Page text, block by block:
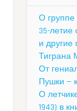
О
35-летие
и
Тиграна
От
Пушки —
О
1943) в